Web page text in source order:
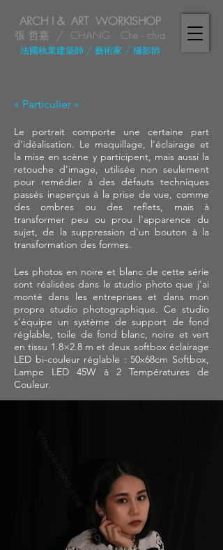
ARCH I & ART WORKISHOP
張 哲嘉 / CHANG Che - chia
法國執業建築師 / 藝術家 /攝影師
« Particulier »
Le portrait comporte une certaine part
d'idéalisation. Le maquillage, l'éclairage et
la mise en scène y participent, mais aussi la
retouche d'image, utilisée non seulement
pour remédier à des défauts techniques
passés inaperçus à la prise de vue, comme
des ombres ou des reflets, mais à
transformer peu ou prou l'apparence du
sujet, de la suppression d'un bouton à la
transformation des formes.
Les photos en noire et blanc de cette série
sont réalisées dans le studio photo que j'ai
monté dans les entreprises et dans mon
propre studio photographique. Ce studio
s’équipe un système de support de fond
réglable, toile de fond blanc, noire et vert
en tissu 1.8×2.8 m et deux softbox éclairage
LED bi-couleur réglable : 50x68cm Softbox,
Lampe LED 45W à 2 Températures de
Couleur.